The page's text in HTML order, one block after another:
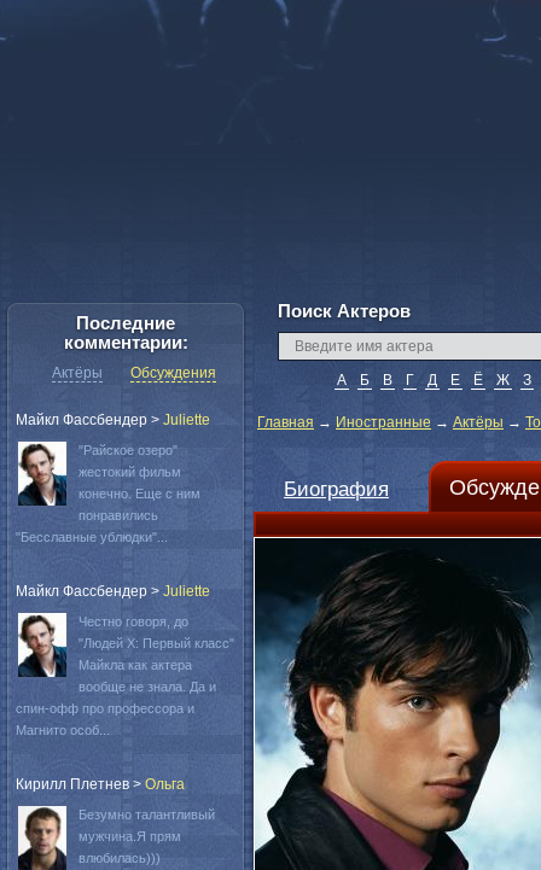
Поиск Актеров
А Б В Г Д Е Ё Ж З
Главная → Иностранные → Актёры →
Биография
Последние
комментарии:
Актёры Обсуждения
Майкл Фассбендер > Juliette
"Райское озеро"
жестокий фильм
конечно. Еще с ним
понравились
"Бесславные ублюдки"...
Майкл Фассбендер > Juliette
Честно говоря, до
"Людей Х: Первый класс"
Майкла как актера
вообще не знала. Да и
спин-офф про профессора и
Магнито особ...
Кирилл Плетнев > Oльга
Безумно талантливый
мужчина.Я прям
влюбилась)))